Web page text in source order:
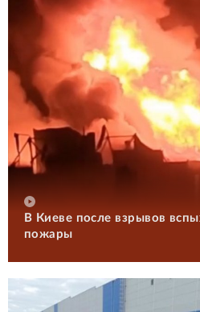
В Киеве после взрывов
пожары